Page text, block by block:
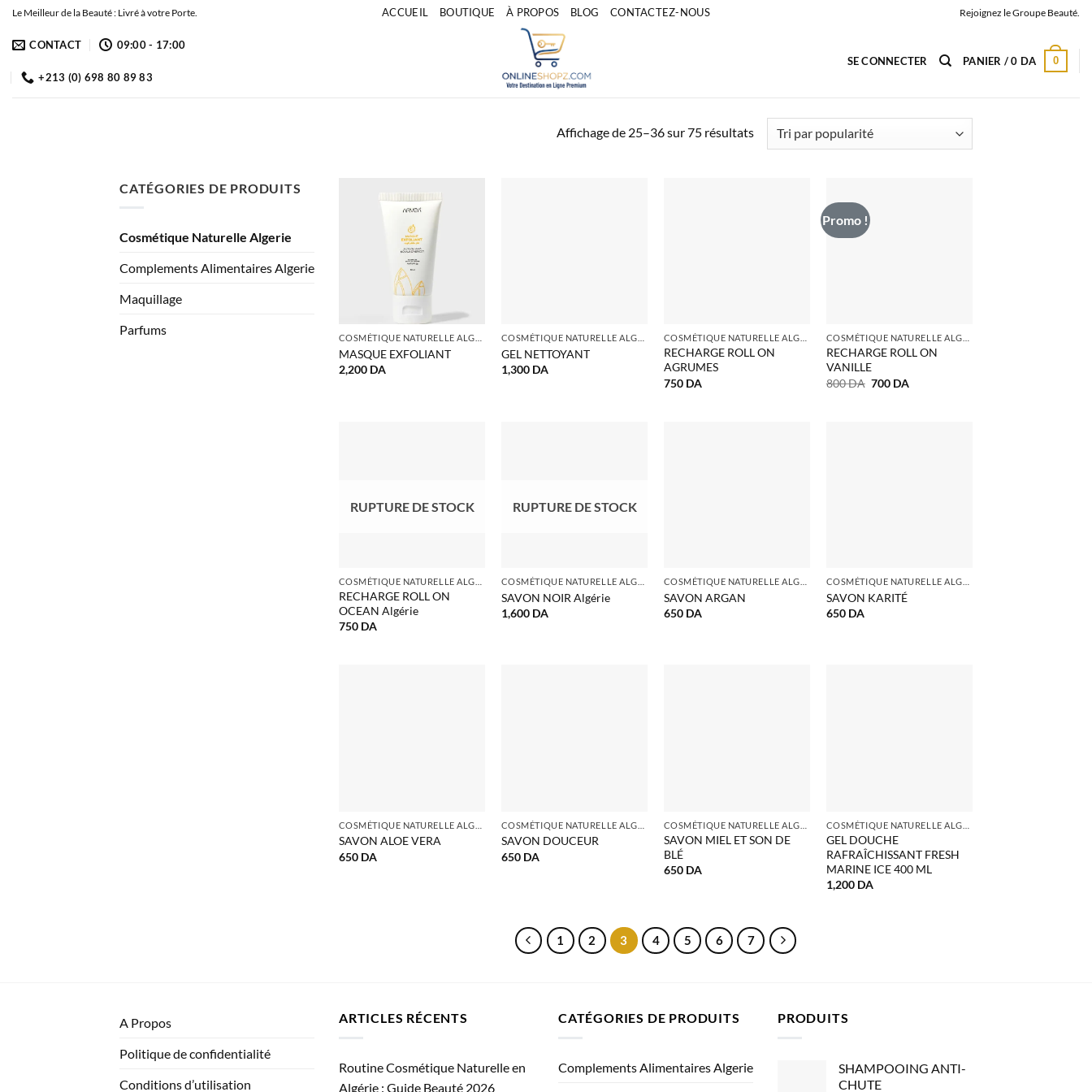
Passer
contenu
Le Meilleur de la Beauté : Livré à votre Porte. ACCUEIL BOUTIQUE À PROPOS BLOG CONTACTEZ-NOUS Rejoignez le Groupe Beauté.
CONTACT 09:00 - 17:00
+213 (0) 698 80 89 83
SE CONNECTER PANIER /0 DA 0
Affichage de 25–36 sur 75 résultatsTrié
par
CATÉGORIES DE PRODUITS
Cosmétique Naturelle Algerie
Complements Alimentaires Algerie
Maquillage
Parfums
MASQUE EXFOLIANT
2,200 DA
GEL NETTOYANT
1,300 DA
RECHARGE ROLL ON
AGRUMES
750 DA
Promo !
RECHARGE ROLL ON
VANILLE
800DA Le
700 DA
RUPTURE DE STOCK
RECHARGE ROLL ON
OCEAN Algérie
750 DA
RUPTURE DE STOCK
SAVON NOIR Algérie
1,600 DA
SAVON ARGAN
650 DA
SAVON KARITÉ
650 DA
SAVON ALOE VERA
650 DA
SAVON DOUCEUR
650 DA
SAVON MIEL ET SON DE
BLÉ
650 DA
GEL DOUCHE
RAFRAÎCHISSANT FRESH
MARINE ICE 400 ML
1,200 DA
1 2 3 4 5 6 7
A Propos
Politique de confidentialité
Conditions d’utilisation
ARTICLES RÉCENTS
Routine Cosmétique Naturelle en
Algérie : Guide Beauté 2026
CATÉGORIES DE PRODUITS
Complements Alimentaires Algerie
PRODUITS
SHAMPOOING ANTI-
CHUTE